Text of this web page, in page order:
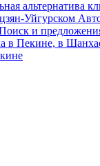
альтернатива
Уйгурском
и
в Пекине, в